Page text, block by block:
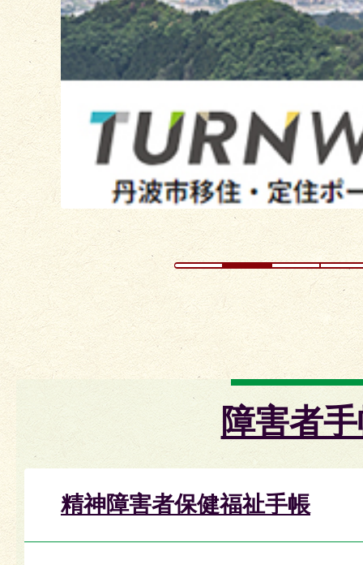
の
ス
障害者
精神障害者保健福祉手帳